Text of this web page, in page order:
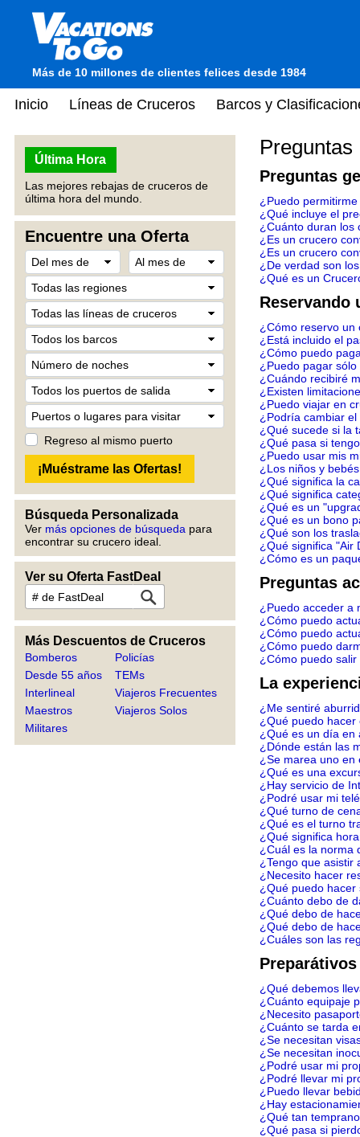
Más de 10 millones de clientes felices desde 1984
Inicio Líneas de Cruceros Barcos y
Última Hora
Las mejores rebajas de cruceros de
última hora del mundo.
Encuentre una Oferta
Regreso al mismo puerto
Búsqueda Personalizada
Ver más opciones de búsqueda para
encontrar su crucero ideal.
Ver su Oferta FastDeal
Más Descuentos de Cruceros
Bomberos
Desde 55 años
Interlineal
Maestros
Militares
Policías
TEMs
Viajeros Frecuentes
Viajeros Solos
Preguntas
¿Puedo
¿Qué incluye el
¿Cuánto duran los
¿Es un crucero
¿Es un crucero
¿De verdad son
¿Qué es un
Reservando
¿Cómo reservo un
¿Está incluido el
¿Cómo puedo
¿Puedo pagar
¿Cuándo recibiré
¿Existen
¿Puedo viajar en
¿Podría cambiar
¿Qué sucede si la
¿Qué pasa si
¿Puedo usar mis
¿Los niños y
¿Qué significa la
¿Qué significa
¿Qué es un
¿Qué es un bono
¿Qué son los
¿Qué significa "Air
¿Cómo es un
Preguntas
¿Puedo acceder a
¿Cómo puedo
¿Cómo puedo
¿Cómo puedo
¿Cómo puedo salir
La
¿Me sentiré
¿Qué puedo hacer
¿Qué es un día en
¿Dónde están las
¿Se marea uno en
¿Qué es una
¿Hay servicio de
¿Podré usar mi
¿Qué turno de
¿Qué es el turno
¿Qué significa
¿Cuál es la norma
¿Tengo que asistir
¿Necesito hacer
¿Qué puedo hacer
¿Cuánto debo de
¿Qué debo de
¿Qué debo de
¿Cuáles son las
¿Qué debemos
¿Cuánto equipaje
¿Necesito
¿Cuánto se tarda
¿Se necesitan
¿Se necesitan
¿Podré usar mi
¿Podré llevar mi
¿Puedo llevar
¿Hay
¿Qué tan
¿Qué pasa si